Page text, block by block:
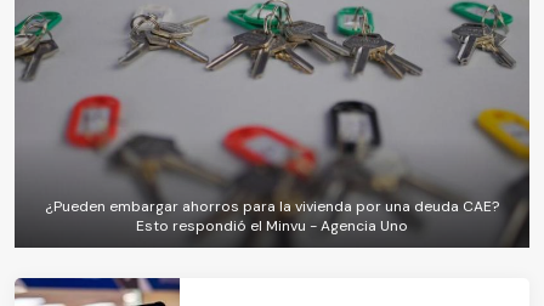
¿Pueden embargar ahorros para la vivienda por una deuda CAE?
Esto respondió el Minvu - Agencia Uno